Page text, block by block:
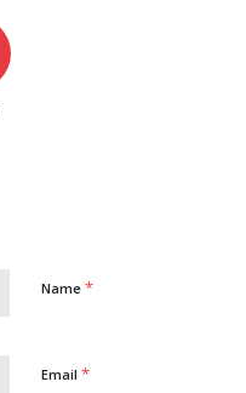
Name *
Email *